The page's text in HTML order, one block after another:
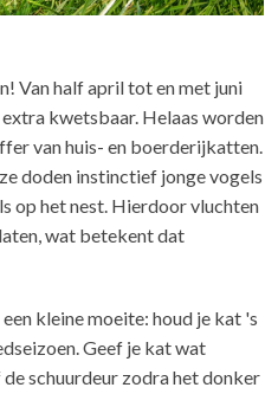
Van half april tot en met juni
kwetsbaar. Helaas worden
van huis- en boerderijkatten.
doden instinctief jonge vogels
op het nest. Hierdoor vluchten
wat betekent dat
kleine moeite: houd je kat 's
Geef je kat wat
schuurdeur zodra het donker